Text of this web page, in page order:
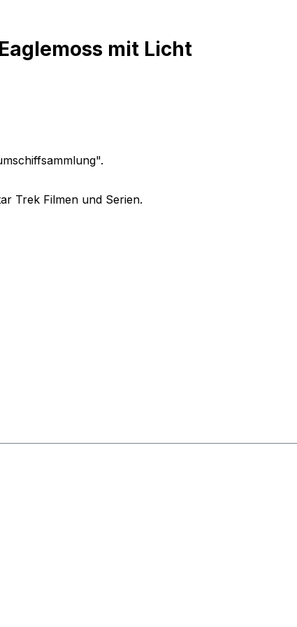
mit Licht
Trek Filmen und Serien.